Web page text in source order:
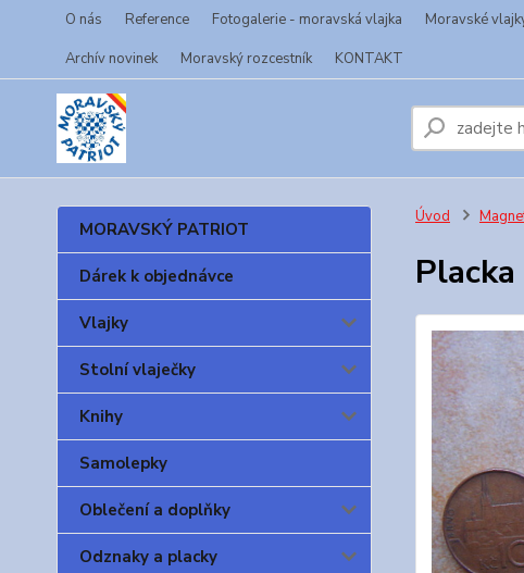
O nás Reference Fotogalerie - moravská vlajka Moravské
Archív novinek
Moravský rozcestník KONTAKT
MORAVSKÝ PATRIOT
Dárek k objednávce
Vlajky
Stolní vlaječky
Knihy
Samolepky
Oblečení a doplňky
Odznaky a placky
Úvod